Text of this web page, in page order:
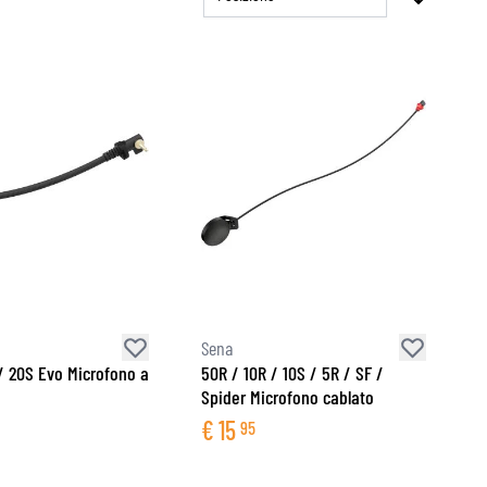
Evo Microfono a
Sena
50R / 10R / 10S / 5R / SF /
Spider Microfono cablato
€15 95